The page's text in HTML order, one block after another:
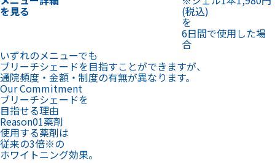
を見る (税込)
を
6日間で使用した場
合
いずれのメニューでも
ブリーチシェードを目指すことができますが、
通院頻度・金額・制度の有無が異なります。
Our Commitment
ブリーチシェードを
目指せる理由
Reason01薬剤
使用する薬剤は
従来の3倍※の
ホワイトニング効果。